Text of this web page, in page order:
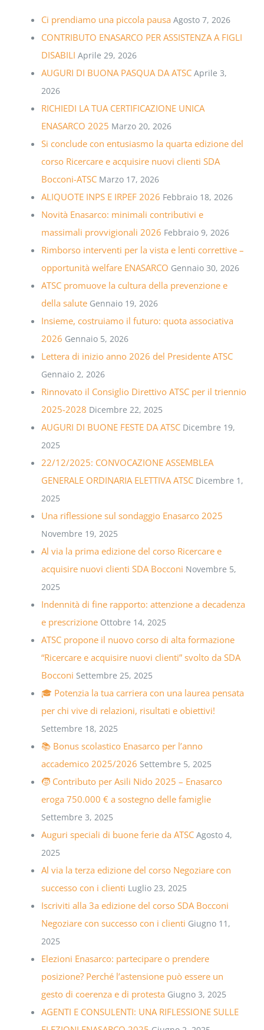
Ci prendiamo una piccola pausa Agosto 7, 2026
CONTRIBUTO ENASARCO PER ASSISTENZA A FIGLI
DISABILI Aprile 29, 2026
AUGURI DI BUONA PASQUA DA ATSC Aprile 3,
2026
RICHIEDI LA TUA CERTIFICAZIONE UNICA
ENASARCO 2025 Marzo 20, 2026
Si conclude con entusiasmo la quarta edizione del
corso Ricercare e acquisire nuovi clienti SDA
Bocconi-ATSC Marzo 17, 2026
ALIQUOTE INPS E IRPEF 2026 Febbraio 18, 2026
Novità Enasarco: minimali contributivi e
massimali provvigionali 2026 Febbraio 9, 2026
Rimborso interventi per la vista e lenti correttive –
opportunità welfare ENASARCO Gennaio 30, 2026
ATSC promuove la cultura della prevenzione e
della salute Gennaio 19, 2026
Insieme, costruiamo il futuro: quota associativa
2026 Gennaio 5, 2026
Lettera di inizio anno 2026 del Presidente ATSC
Gennaio 2, 2026
Rinnovato il Consiglio Direttivo ATSC per il triennio
2025-2028 Dicembre 22, 2025
AUGURI DI BUONE FESTE DA ATSC Dicembre 19,
2025
22/12/2025: CONVOCAZIONE ASSEMBLEA
GENERALE ORDINARIA ELETTIVA ATSC Dicembre 1,
2025
Una riflessione sul sondaggio Enasarco 2025
Novembre 19, 2025
Al via la prima edizione del corso Ricercare e
acquisire nuovi clienti SDA Bocconi Novembre 5,
2025
Indennità di fine rapporto: attenzione a decadenza
e prescrizione Ottobre 14, 2025
ATSC propone il nuovo corso di alta formazione
“Ricercare e acquisire nuovi clienti” svolto da SDA
Bocconi Settembre 25, 2025
🎓 Potenzia la tua carriera con una laurea pensata
per chi vive di relazioni, risultati e obiettivi!
Settembre 18, 2025
📚 Bonus scolastico Enasarco per l’anno
accademico 2025/2026 Settembre 5, 2025
🧒 Contributo per Asili Nido 2025 – Enasarco
eroga 750.000 € a sostegno delle famiglie
Settembre 3, 2025
Auguri speciali di buone ferie da ATSC Agosto 4,
2025
Al via la terza edizione del corso Negoziare con
successo con i clienti Luglio 23, 2025
Iscriviti alla 3a edizione del corso SDA Bocconi
Negoziare con successo con i clienti Giugno 11,
2025
Elezioni Enasarco: partecipare o prendere
posizione? Perché l’astensione può essere un
gesto di coerenza e di protesta Giugno 3, 2025
AGENTI E CONSULENTI: UNA RIFLESSIONE SULLE